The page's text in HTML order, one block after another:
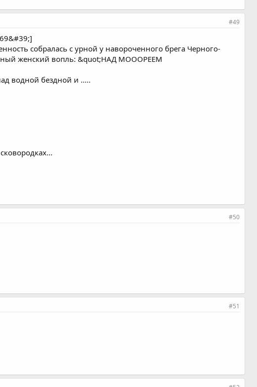
#49
собралась с урной у навороченного брега Черного-
женский вопль: &quot;НАД МОООРЕЕМ
водной бездной и .....
#50
#51